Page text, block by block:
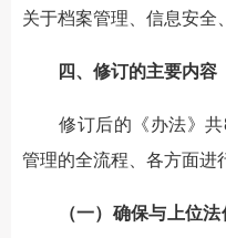
关于档案管理、信息安全
四、修订的主要内容
修订后的《办法》共8
管理的全流程、各方面进
（一）确保与上位法